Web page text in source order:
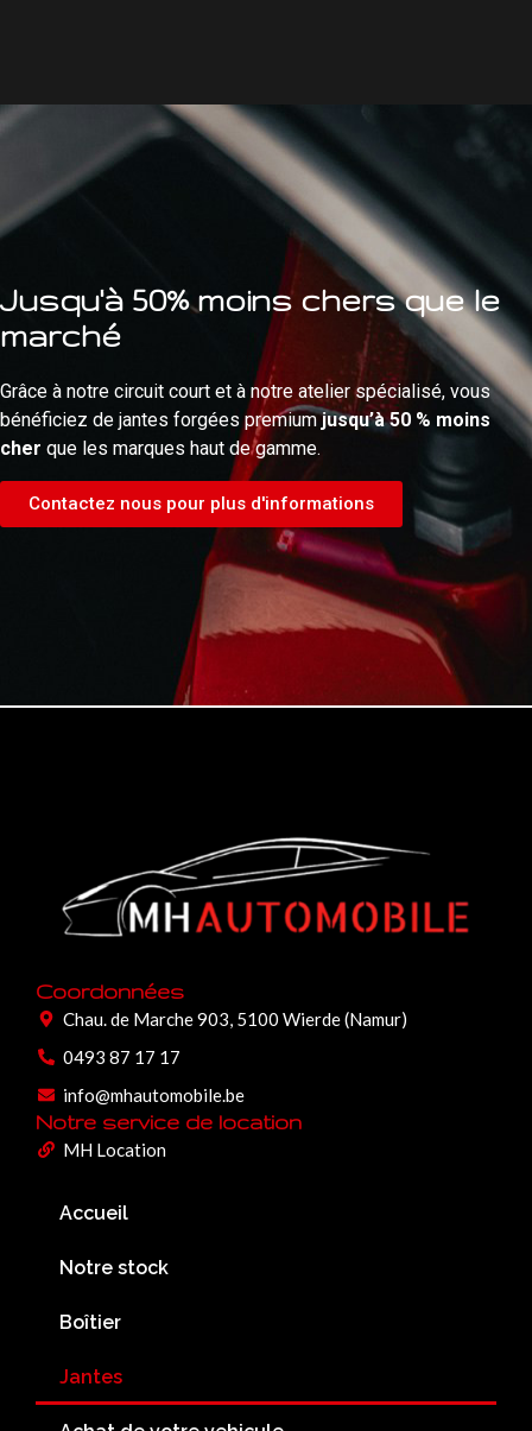
Jusqu'à 50% moins chers que le
marché
Grâce à notre circuit court et à notre atelier spécialisé, vous
bénéficiez de jantes forgées premiumjusqu’à 50 % moins
cher que les marques haut de gamme.
Contactez nous pour plus d'informations
Coordonnées
Chau. de Marche 903, 5100 Wierde (Namur)
0493 87 17 17
info@mhautomobile.be
Notre service de location
MH Location
Accueil
Notre stock
Boîtier
Jantes